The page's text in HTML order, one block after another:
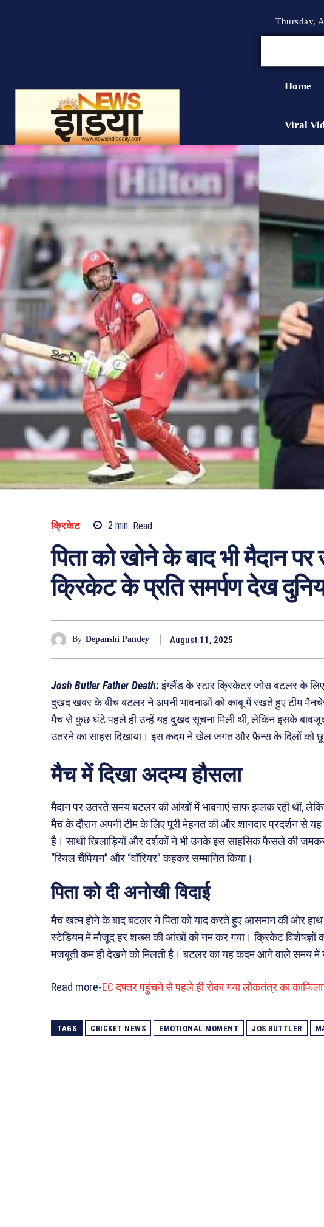
Thursday,
Home
Viral
क्रिकेट 2min. Read
पिता को खोने के बाद भी मैदान
क्रिकेट के प्रति समर्पण देख
By Depanshi Pandey August 11, 2025
Josh Butler Father Death:इंग्लैंड के स्टार क्रिकेटर जोस बटलर के
दुखद खबर के बीच बटलर ने अपनी भावनाओं को काबू में रखते हुए टीम
मैच से कुछ घंटे पहले ही उन्हें यह दुखद सूचना मिली थी, लेकिन इसके बावजूद
उतरने का साहस दिखाया। इस कदम ने खेल जगत और फैन्स के दिलों को छू
मैच में दिखा अदम्य हौसला
मैदान पर उतरते समय बटलर की आंखों में भावनाएं साफ झलक रही थीं,
मैच के दौरान अपनी टीम के लिए पूरी मेहनत की और शानदार प्रदर्शन से
है। साथी खिलाड़ियों और दर्शकों ने भी उनके इस साहसिक फैसले की
“रियल चैंपियन” और “वॉरियर” कहकर सम्मानित किया।
पिता को दी अनोखी विदाई
मैच खत्म होने के बाद बटलर ने पिता को याद करते हुए आसमान की ओर
स्टेडियम में मौजूद हर शख्स की आंखों को नम कर गया। क्रिकेट विशेषज्ञों
मजबूती कम ही देखने को मिलती है। बटलर का यह कदम आने वाले समय
Read more-EC दफ्तर पहुंचने से पहले ही रोका गया लोकतंत्र का काफिला?
TAGS CRICKET NEWS EMOTIONAL MOMENT JOS BUTTLER